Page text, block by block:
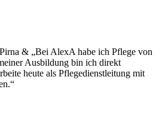
& „Bei AlexA habe ich Pflege von
Ausbildung bin ich direkt
heute als Pflegedienstleitung mit